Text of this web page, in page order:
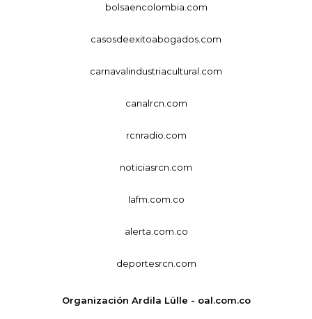
bolsaencolombia.com
casosdeexitoabogados.com
carnavalindustriacultural.com
canalrcn.com
rcnradio.com
noticiasrcn.com
lafm.com.co
alerta.com.co
deportesrcn.com
Organización Ardila Lülle - oal.com.co